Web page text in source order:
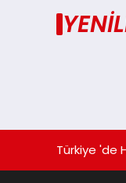
Türkiye 'de